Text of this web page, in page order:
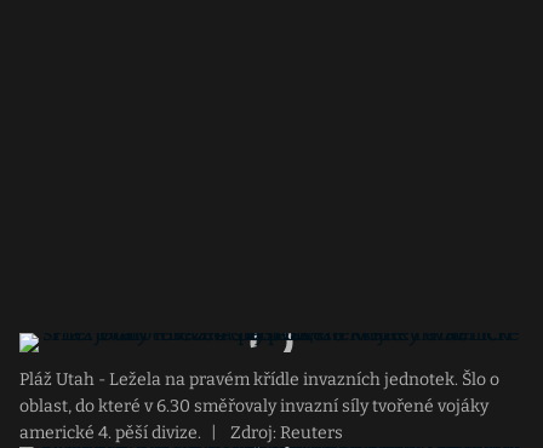
Pláž Utah - Ležela na pravém křídle invazních jednotek. Šlo o
oblast, do které v 6.30 směřovaly invazní síly tvořené vojáky
americké 4. pěší divize.
Zdroj: Reuters